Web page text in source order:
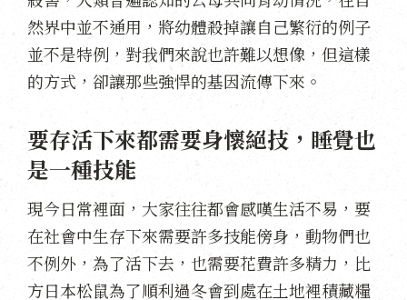
然界中並不通用，將幼體殺掉讓自己繁衍的例子
並不是特例，對我們來說也許難以想像，但這樣
的方式，卻讓那些強悍的基因流傳下來。
要存活下來都需要身懷絕技，睡覺也
是一種技能
現今日常裡面，大家往往都會感嘆生活不易，要
在社會中生存下來需要許多技能傍身，動物們也
不例外，為了活下去，也需要花費許多精力，比
方日本松鼠為了順利過冬會到處在土地裡積藏糧